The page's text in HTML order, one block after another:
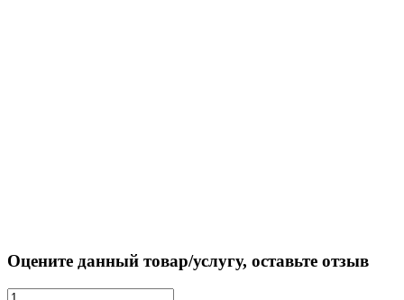
Оцените данный товар/услугу, оставьте отзыв